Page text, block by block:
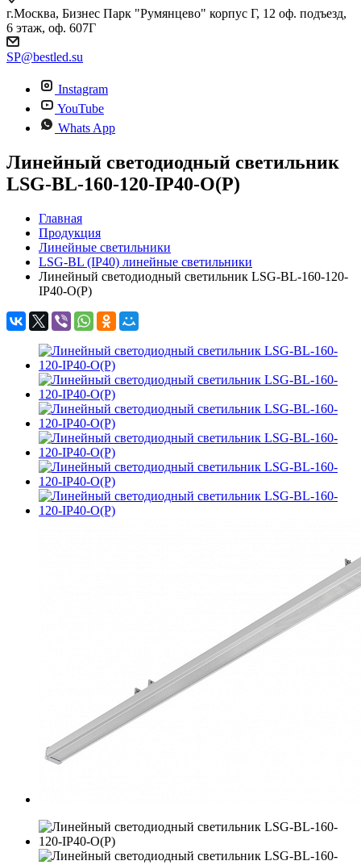
г.Москва, Бизнес Парк "Румянцево" корпус Г, 12 оф. подъезд,
6 этаж, оф. 607Г
SP@bestled.su
Instagram
YouTube
Whats App
Линейный светодиодный светильник
LSG-BL-160-120-IP40-О(Р)
Главная
Продукция
Линейные светильники
LSG-BL (IP40) линейные светильники
Линейный светодиодный светильник LSG-BL-160-120-
IP40-О(Р)